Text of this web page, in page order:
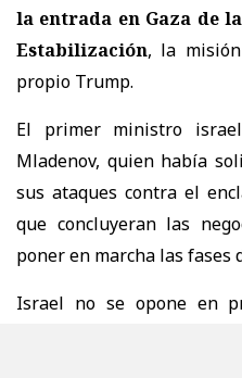
la entrada en Gaza de
Estabilización, la
propio Trump.
El primer ministro
Mladenov, quien había
sus ataques contra el
que concluyeran las
poner en marcha las fases
Israel no se opone en